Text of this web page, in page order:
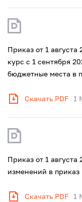
Приказ от 1
курс с 1 сентября
бюджетные места в
Скачать PDF 1
Приказ от 1
изменений в
Скачать PDF 1